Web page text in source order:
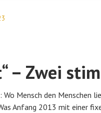
– Zwei
Mensch den Menschen
Anfang 2013 mit einer